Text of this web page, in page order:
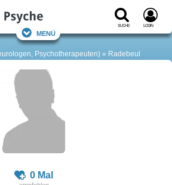
Suche Login
Menü
Psychotherapeuten) Radebeul
0 Mal